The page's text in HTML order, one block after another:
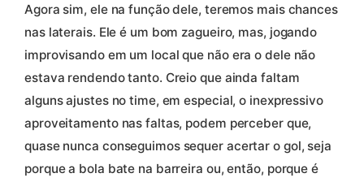
Agora sim, ele na função dele, teremos mais chances
nas laterais. Ele é um bom zagueiro, mas, jogando
improvisando em um local que não era o dele não
estava rendendo tanto. Creio que ainda faltam
alguns ajustes no time, em especial, o inexpressivo
aproveitamento nas faltas, podem perceber que,
quase nunca conseguimos sequer acertar o gol, seja
porque a bola bate na barreira ou, então, porque é